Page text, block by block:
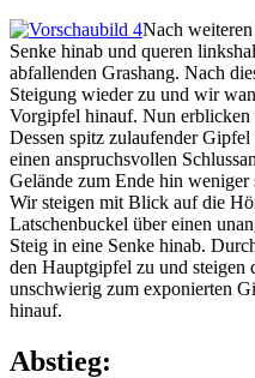
Nach
Senke hinab und queren
abfallenden Grashang. Nach
Steigung wieder zu und wir
Vorgipfel hinauf. Nun erblicken
Dessen spitz zulaufender
einen anspruchsvollen
Gelände zum Ende hin weniger
Wir steigen mit Blick auf die
Latschenbuckel über einen
Steig in eine Senke hinab.
den Hauptgipfel zu und steigen
unschwierig zum exponierten
hinauf.
Abstieg: